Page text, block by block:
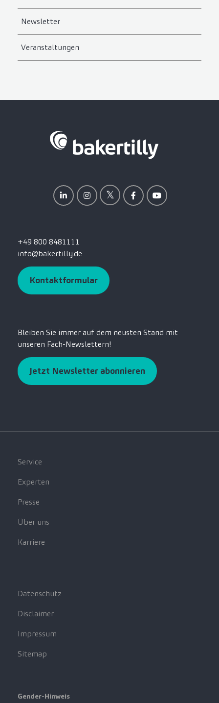
Newsletter
Veranstaltungen
+49 800 8481111
info@bakertilly.de
Kontaktformular
Bleiben Sie immer auf dem neusten Stand mit
unseren Fach-Newslettern!
Jetzt Newsletter abonnieren
Service
Experten
Presse
Über uns
Karriere
Datenschutz
Disclaimer
Impressum
Sitemap
Gender-Hinweis